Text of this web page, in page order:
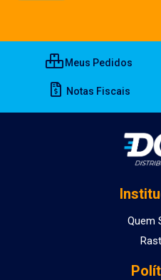
Meus Pedidos
Notas Fiscais
Quem